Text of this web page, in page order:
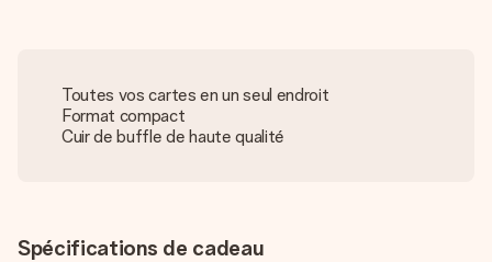
Toutes vos cartes en un seul endroit
Format compact
Cuir de buffle de haute qualité
Spécifications de cadeau